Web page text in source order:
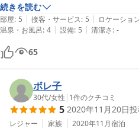
ごすことができました。良い意味で
り、ホテルや旅館よりでの宿泊より
(こんなにおばあちゃんちは大きくな
少し寒かったのですが、五右衛門風
ホストの鳥取さんご夫婦は人柄も良
トやお食事処も紹介していただきま
また、家族でご利用した際、幼児が
備をしていただいたり、寒いのでヒ
にと加湿器の準備など、きめ細かな
続きを読む
部屋: 5 | 接客・サービス: 5 | ロケーショ
温泉・お風呂: 4 | 設備: 5 | 清潔さ: -
65
ボレ子
30代/女性 | 1件のクチコミ
5 2020年11月20日
レジャー 家族 2020年11月宿泊